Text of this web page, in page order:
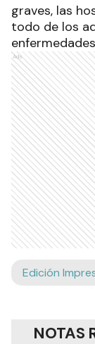
graves, las
todo de los
Ads
Edición
NOTAS